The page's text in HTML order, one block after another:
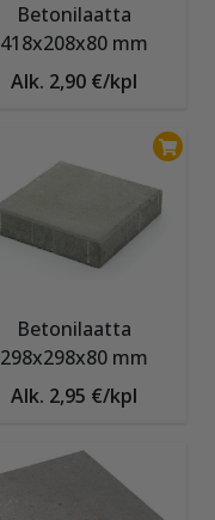
Betonilaatta
418x208x80 mm
Alk. 2,90 €/kpl
Betonilaatta
298x298x80 mm
Alk. 2,95 €/kpl